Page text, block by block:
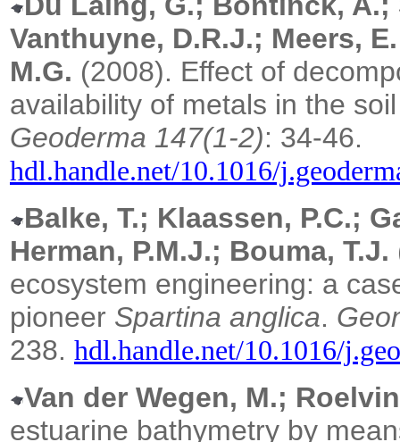
Vanthuyne, D.R.J.; Meers,
M.G. (2008). Effect of
availability of metals in the
Geoderma 147(1-2): 34-46.
hdl.handle.net/10.1016/
Balke, T.; Klaassen, P.C.;
Herman, P.M.J.; Bouma, T.J.
ecosystem engineering: a
pioneer Spartina anglica.
238. hdl.handle.net/10.1016/
Van der Wegen, M.;
estuarine bathymetry by